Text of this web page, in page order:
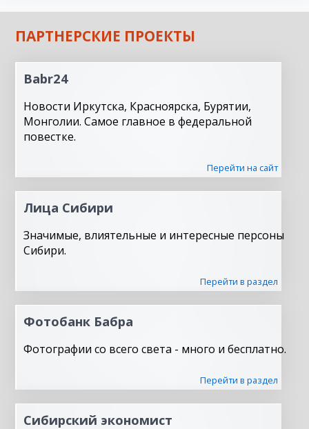
ПАРТНЕРСКИЕ ПРОЕКТЫ
Babr24
Новости Иркутска, Красноярска, Бурятии,
Монголии. Самое главное в федеральной
повестке.
Перейти на сайт
Лица Сибири
Значимые, влиятельные и интересные персоны
Сибири.
Перейти в раздел
Фотобанк Бабра
Фотографии со всего света - много и бесплатно.
Перейти в раздел
Сибирский экономист